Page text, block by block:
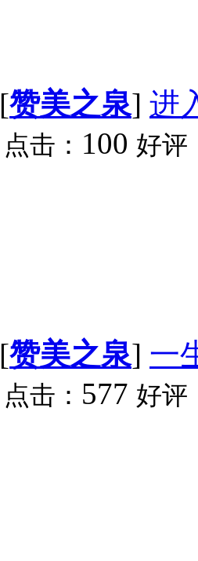
[赞美之泉] 进
点击： 100 好评
[赞美之泉] 一
点击： 577 好评